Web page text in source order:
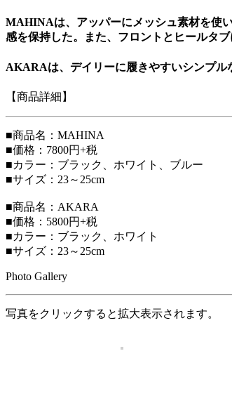
MAHINAは、アッパーにメッシュ素材を使
感を保持した。また、フロントとヒールタ
AKARAは、デイリーに履きやすいシンプル
【商品詳細】
■商品名：MAHINA
■価格：7800円+税
■カラー：ブラック、ホワイト、ブルー
■サイズ：23～25cm
■商品名：AKARA
■価格：5800円+税
■カラー：ブラック、ホワイト
■サイズ：23～25cm
Photo Gallery
写真をクリックすると拡大表示されます。